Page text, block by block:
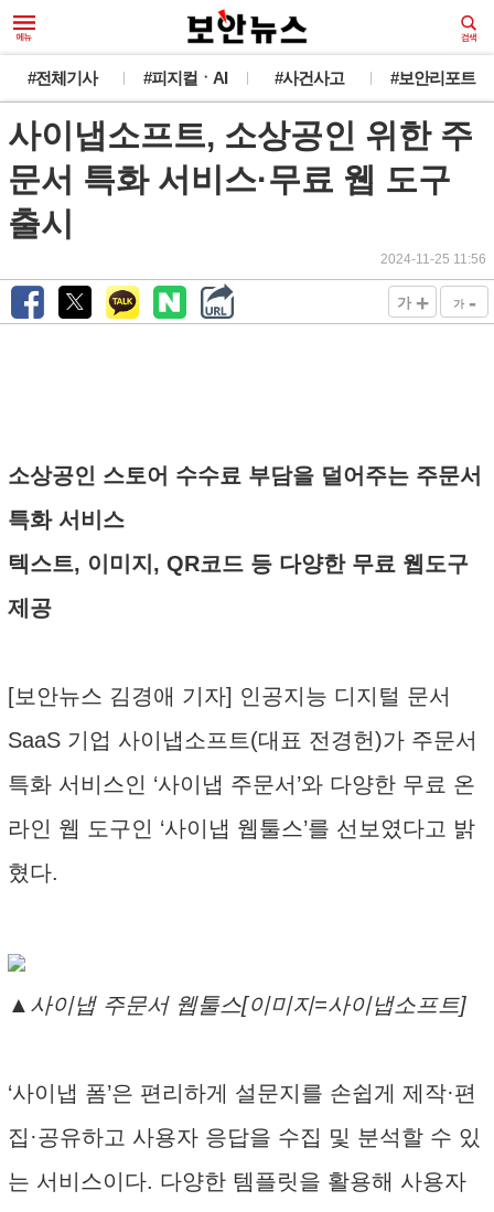
#전체기사 #피지컬ㆍAI #사건사고 #보안리포트
사이냅소프트, 소상공인 위한 주
문서 특화 서비스·무료 웹 도구
출시
2024-11-25 11:56
가 + 가 -
소상공인 스토어 수수료 부담을 덜어주는 주문서
특화 서비스
텍스트, 이미지, QR코드 등 다양한 무료 웹도구
제공
[보안뉴스 김경애 기자] 인공지능 디지털 문서
SaaS 기업 사이냅소프트(대표 전경헌)가 주문서
특화 서비스인 ‘사이냅 주문서’와 다양한 무료 온
라인 웹 도구인 ‘사이냅 웹툴스’를 선보였다고 밝
혔다.
▲사이냅 주문서 웹툴스[이미지=사이냅소프트]
‘사이냅 폼’은 편리하게 설문지를 손쉽게 제작·편
집·공유하고 사용자 응답을 수집 및 분석할 수 있
는 서비스이다. 다양한 템플릿을 활용해 사용자